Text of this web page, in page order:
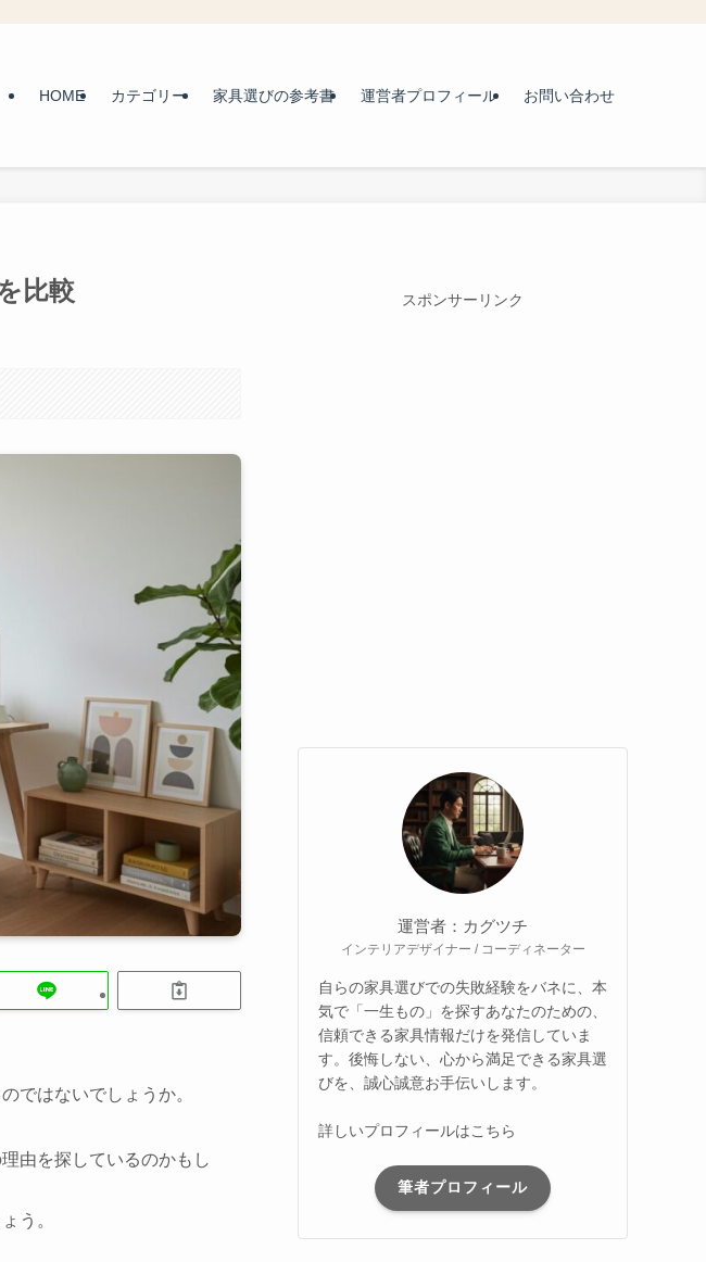
HOME カテゴリー 家具選びの参考書 運営者プロフィール お問い合わせ
比較
ではないでしょうか。
由を探しているのかもし
う。
スポンサーリンク
運営者：カグツチ
インテリアデザイナー / コーディネーター
自らの家具選びでの失敗経験をバネに、本
気で「一生もの」を探すあなたのための、
信頼できる家具情報だけを発信していま
す。後悔しない、心から満足できる家具選
びを、誠心誠意お手伝いします。
詳しいプロフィールはこちら
筆者プロフィール